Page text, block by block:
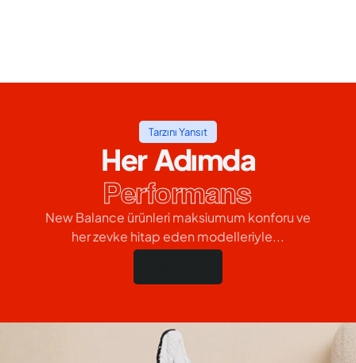
Tarzını Yansıt
Her Adımda
Performans
New Balance ürünleri maksiumum konforu ve
her zevke hitap eden modelleriyle...